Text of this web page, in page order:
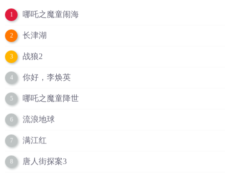
1 哪吒之魔童闹海
2 长津湖
3 战狼2
4 你好，李焕英
5 哪吒之魔童降世
6 流浪地球
7 满江红
8 唐人街探案3